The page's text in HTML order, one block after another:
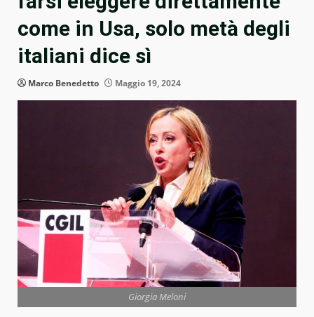
come in Usa, solo metà degli
italiani dice sì
Marco Benedetto Maggio 19, 2024
Giorgia Meloni